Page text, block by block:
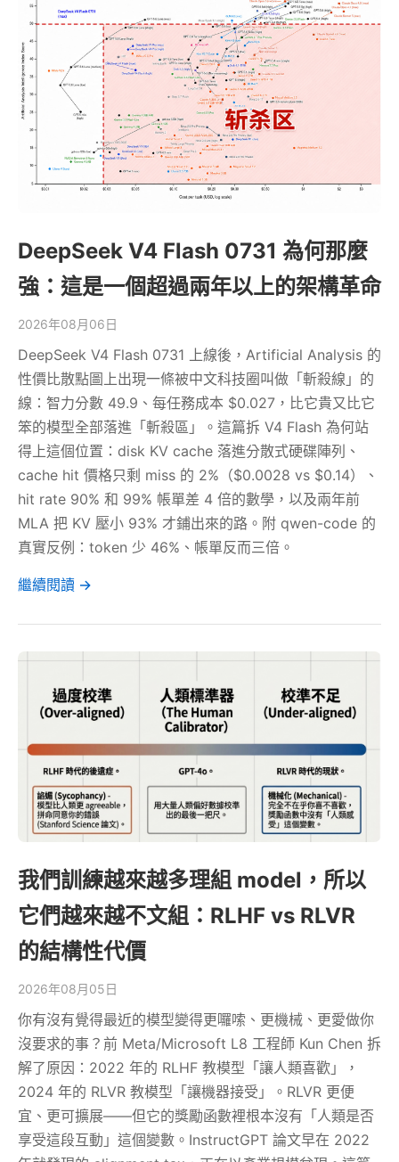
DeepSeek V4 Flash 0731 為何那麼
強：這是一個超過兩年以上的架構革命
2026年08月06日
DeepSeek V4 Flash 0731 上線後，Artificial Analysis 的
性價比散點圖上出現一條被中文科技圈叫做「斬殺線」的
線：智力分數 49.9、每任務成本 $0.027，比它貴又比它
笨的模型全部落進「斬殺區」。這篇拆 V4 Flash 為何站
得上這個位置：disk KV cache 落進分散式硬碟陣列、
cache hit 價格只剩 miss 的 2%（$0.0028 vs $0.14）、
hit rate 90% 和 99% 帳單差 4 倍的數學，以及兩年前
MLA 把 KV 壓小 93% 才鋪出來的路。附 qwen-code 的
真實反例：token 少 46%、帳單反而三倍。
繼續閱讀 →
我們訓練越來越多理組 model，所以
它們越來越不文組：RLHF vs RLVR
的結構性代價
2026年08月05日
你有沒有覺得最近的模型變得更囉嗦、更機械、更愛做你
沒要求的事？前 Meta/Microsoft L8 工程師 Kun Chen 拆
解了原因：2022 年的 RLHF 教模型「讓人類喜歡」，
2024 年的 RLVR 教模型「讓機器接受」。RLVR 更便
宜、更可擴展——但它的獎勵函數裡根本沒有「人類是否
享受這段互動」這個變數。InstructGPT 論文早在 2022